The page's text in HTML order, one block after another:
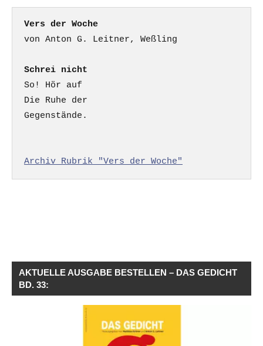
Vers der Woche
Schrei nicht
So! Hör auf
Die Ruhe der
Gegenstände.
Archiv Rubrik "Vers der Woche"
AKTUELLE AUSGABE BESTELLEN – DAS GEDICHT
BD. 33: